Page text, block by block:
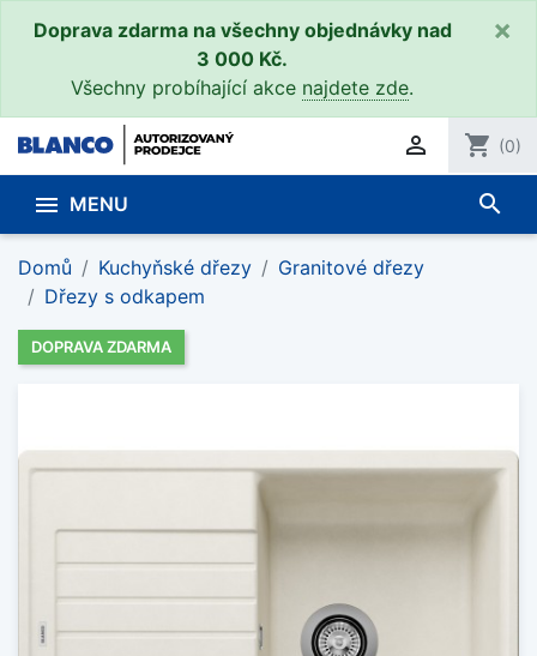
Doprava zdarma na všechny objednávky nad
3 000 Kč.
Všechny probíhající akce najdete zde.
×
 shopping_cart (0)
 MENU search
Domů Kuchyňské dřezy
Granitové dřezy
Dřezy s odkapem
DOPRAVA ZDARMA